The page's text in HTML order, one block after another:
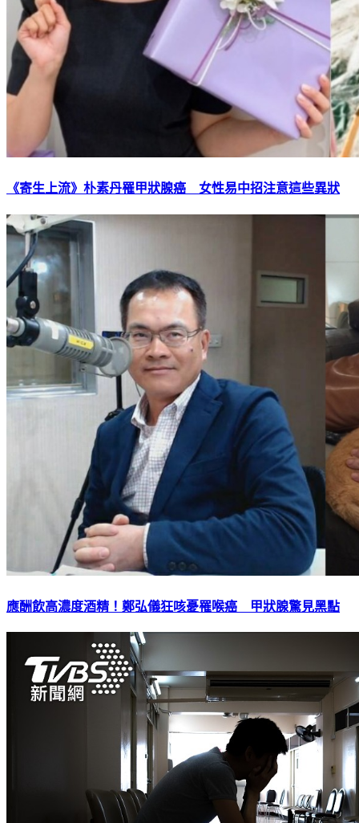
《寄生上流》朴素丹罹甲狀腺癌 女性易中招注意這些異狀
應酬飲高濃度酒精！鄭弘儀狂咳憂罹喉癌 甲狀腺驚見黑點